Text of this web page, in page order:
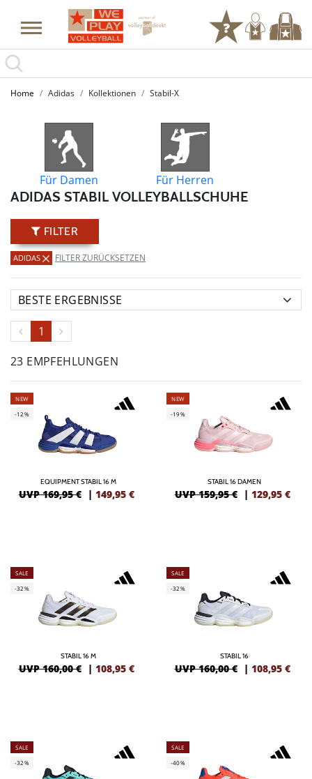
SUMMER SALE: SPARE BIS ZU 65%
Home Adidas Kollektionen Stabil-X
Für Damen Für Herren
ADIDAS STABIL VOLLEYBALLSCHUHE
FILTER
ADIDAS FILTER ZURÜCKSETZEN
1
23 EMPFEHLUNGEN
NEW
-12%
EQUIPMENT STABIL 16 M
UVP 169,95 € | 149,95 €
NEW
-19%
STABIL 16 DAMEN
UVP 159,95 € | 129,95 €
SALE
-32%
STABIL 16 M
UVP 160,00 € | 108,95 €
SALE
-32%
STABIL 16
UVP 160,00 € | 108,95 €
SALE
-32%
SALE
-40%